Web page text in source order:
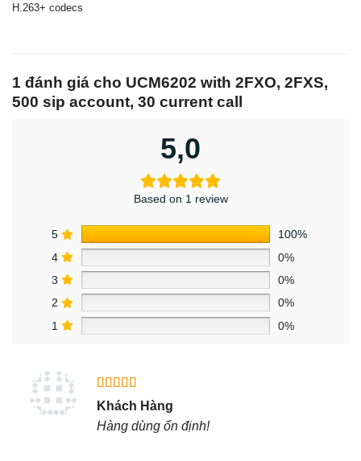
H.263+ codecs
1 đánh giá cho UCM6202 with 2FXO, 2FXS,
500 sip account, 30 current call
5,0
Based on 1 review
5
100%
4
0%
3
0%
2
0%
1
0%
Được xếp
hạng55
sao
Khách Hàng
Hàng dùng ổn định!